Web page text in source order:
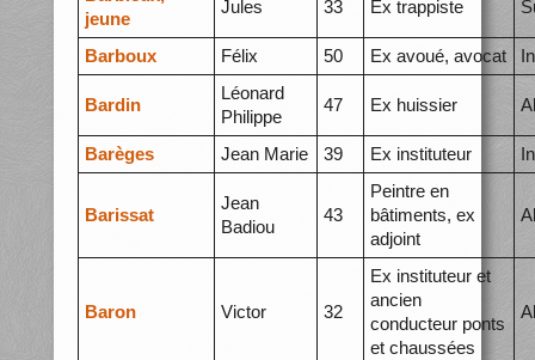
jeune
Jules 33 Ex trappiste
Barboux Félix 50 Ex avoué, avocat
Bardin
Léonard
Philippe
47 Ex huissier
Barèges Jean Marie 39 Ex instituteur
Barissat
Jean
Badiou
43
Peintre en
bâtiments, ex
adjoint
Baron Victor 32
Ex instituteur et
ancien
conducteur ponts
et chaussées